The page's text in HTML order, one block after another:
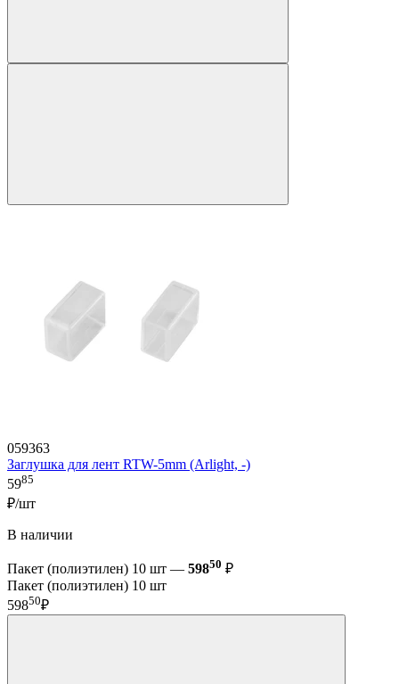
059363
Заглушка для лент RTW-5mm (Arlight, -)
5985
₽/шт
В наличии
Пакет (полиэтилен) 10 шт — 59850 ₽
Пакет (полиэтилен) 10 шт
59850₽